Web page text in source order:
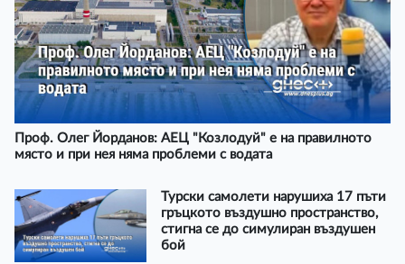
Проф. Олег Йорданов: АЕЦ "Козлодуй" е на правилното
място и при нея няма проблеми с водата
Турски самолети нарушиха 17 пъти
гръцкото въздушно пространство,
стигна се до симулиран въздушен
бой